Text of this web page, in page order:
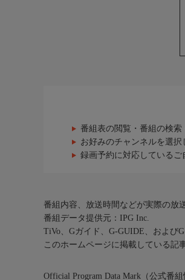
番組表の閲覧・番組の検
お好みのチャンネルを選択
録画予約に対応しているご
番組内容、放送時間などが実際の放
番組データ提供元：IPG Inc.
TiVo、Gガイド、G-GUIDE、および
このホームページに掲載している記
Official Program Data Mark（公式番組